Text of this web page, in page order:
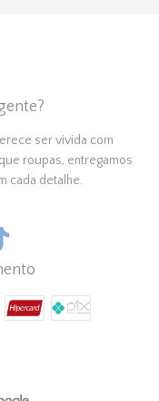
ser vivida com
roupas, entregamos
cada detalhe.